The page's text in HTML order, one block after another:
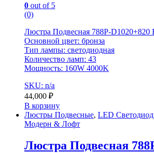
0 out of 5
(0)
Люстра Подвесная 788P-
Основной цвет: бронза
Тип лампы: светодиодная
Количество ламп: 43
Мощность: 160W 4000K
SKU: n/a
44,000 ₽
В корзину
Люстры Подвесные, LED
Модерн & Лофт
Люстра Подвесная